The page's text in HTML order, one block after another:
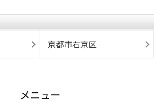
京都市右京区
メニュー